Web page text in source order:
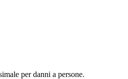
per danni a persone.